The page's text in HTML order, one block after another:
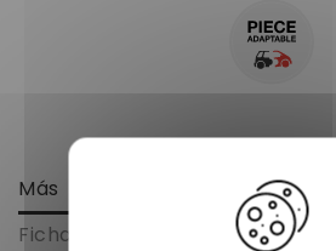
Más
Ficha técnica